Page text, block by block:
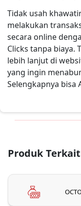
Tidak usah
melakukan
secara online
Clicks tanpa biaya.
lebih lanjut di
yang ingin
Selengkapnya bisa
Produk Terkait